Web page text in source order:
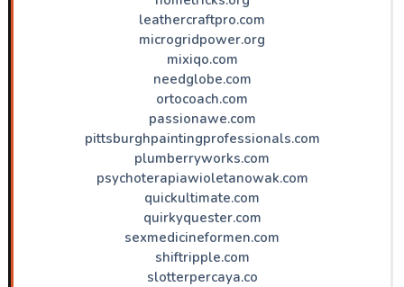
leathercraftpro.com
microgridpower.org
mixiqo.com
needglobe.com
ortocoach.com
passionawe.com
pittsburghpaintingprofessionals.com
plumberryworks.com
psychoterapiawioletanowak.com
quickultimate.com
quirkyquester.com
sexmedicineformen.com
shiftripple.com
slotterpercaya.co